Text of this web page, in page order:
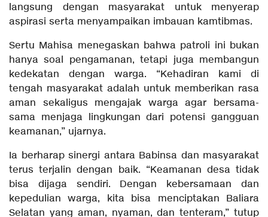
langsung dengan masyarakat untuk menyerap
aspirasi serta menyampaikan imbauan kamtibmas.
Sertu Mahisa menegaskan bahwa patroli ini bukan
hanya soal pengamanan, tetapi juga membangun
kedekatan dengan warga. “Kehadiran kami di
tengah masyarakat adalah untuk memberikan rasa
aman sekaligus mengajak warga agar bersama-
sama menjaga lingkungan dari potensi gangguan
keamanan,” ujarnya.
Ia berharap sinergi antara Babinsa dan masyarakat
terus terjalin dengan baik. “Keamanan desa tidak
bisa dijaga sendiri. Dengan kebersamaan dan
kepedulian warga, kita bisa menciptakan Baliara
Selatan yang aman, nyaman, dan tenteram,” tutup